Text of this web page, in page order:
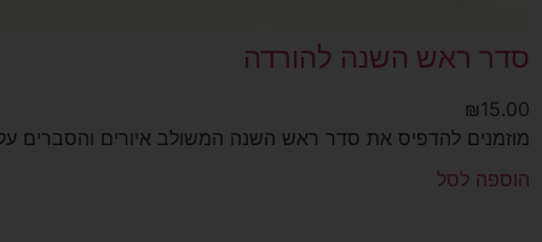
סדר ראש השנה להורדה
₪15.00
מוזמנים להדפיס את סדר ראש השנה המשולב איורים והסברים
הוספה לסל